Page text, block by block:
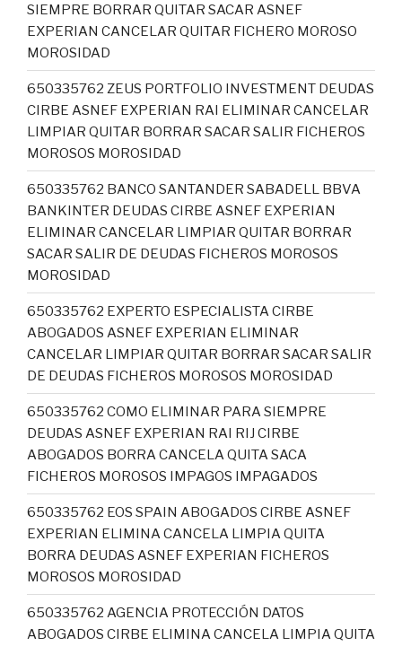
SIEMPRE BORRAR QUITAR SACAR ASNEF
EXPERIAN CANCELAR QUITAR FICHERO MOROSO
MOROSIDAD
650335762 ZEUS PORTFOLIO INVESTMENT DEUDAS
CIRBE ASNEF EXPERIAN RAI ELIMINAR CANCELAR
LIMPIAR QUITAR BORRAR SACAR SALIR FICHEROS
MOROSOS MOROSIDAD
650335762 BANCO SANTANDER SABADELL BBVA
BANKINTER DEUDAS CIRBE ASNEF EXPERIAN
ELIMINAR CANCELAR LIMPIAR QUITAR BORRAR
SACAR SALIR DE DEUDAS FICHEROS MOROSOS
MOROSIDAD
650335762 EXPERTO ESPECIALISTA CIRBE
ABOGADOS ASNEF EXPERIAN ELIMINAR
CANCELAR LIMPIAR QUITAR BORRAR SACAR SALIR
DE DEUDAS FICHEROS MOROSOS MOROSIDAD
650335762 COMO ELIMINAR PARA SIEMPRE
DEUDAS ASNEF EXPERIAN RAI RIJ CIRBE
ABOGADOS BORRA CANCELA QUITA SACA
FICHEROS MOROSOS IMPAGOS IMPAGADOS
650335762 EOS SPAIN ABOGADOS CIRBE ASNEF
EXPERIAN ELIMINA CANCELA LIMPIA QUITA
BORRA DEUDAS ASNEF EXPERIAN FICHEROS
MOROSOS MOROSIDAD
650335762 AGENCIA PROTECCIÓN DATOS
ABOGADOS CIRBE ELIMINA CANCELA LIMPIA QUITA